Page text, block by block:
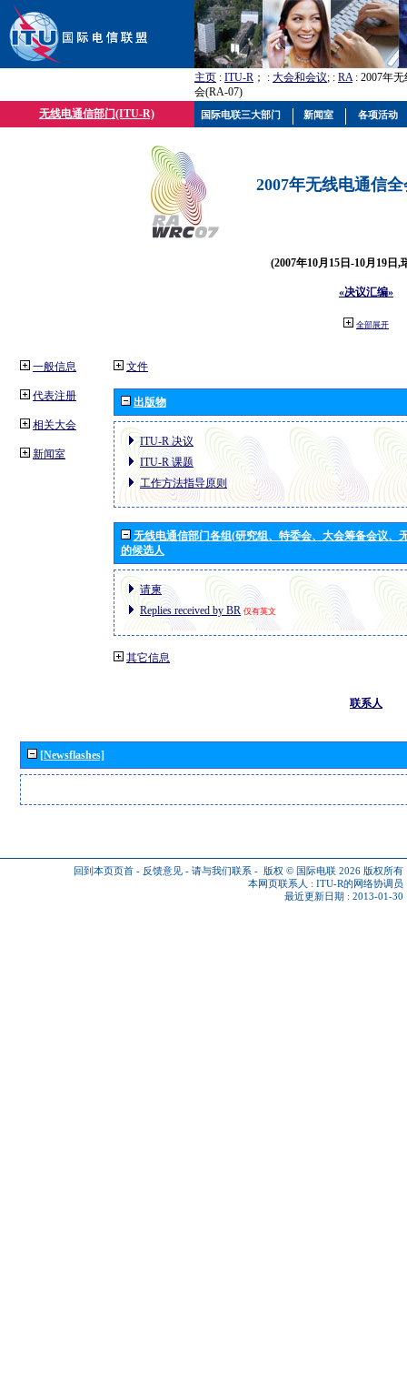
主页 : ITU-R ； : 大会和会议; : RA: 2007年
会(RA-07)
无线电通信部门(ITU-R)
2007年无线电通信
(2007年10月15日-10月19日,
«决议汇编»
全部展开
一般信息
代表注册
相关大会
新闻室
文件
出版物
ITU-R 决议
ITU-R 课题
工作方法指导原则
无线电通信部门各组(研究组、特委会、大会筹备会议、
的候选人
请柬
Replies received by BR 仅有英文
其它信息
联系人
[Newsflashes]
回到本页页首 - 反馈意见 - 请与我们联系 - 版权 © 国际电联 2026 版权所有
本网页联系人 : ITU-R的网络协调员
最近更新日期 : 2013-01-30
国际电联三大部门 新闻室 各项活动